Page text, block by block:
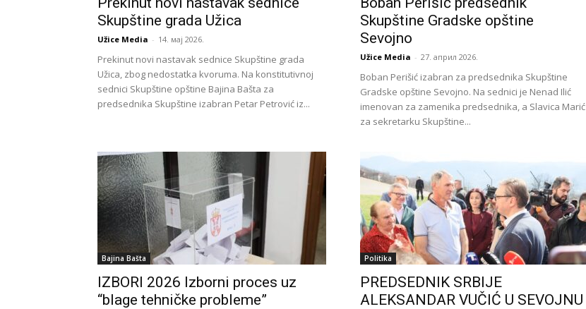
Skupštine grada Užica
Užice Media - 14. мај 2026.
Prekinut novi nastavak sednice Skupštine grada
Užica, zbog nedostatka kvoruma. Na konstitutivnoj
sednici Skupštine opštine Bajina Bašta za
predsednika Skupštine izabran Petar Petrović iz...
Skupštine Gradske opštine
Sevojno
Užice Media - 27. април 2026.
Boban Perišić izabran za predsednika Skupštine
Gradske opštine Sevojno. Na sednici je Nenad Ilić
imenovan za zamenika predsednika, a Slavica Marić
za sekretarku Skupštine...
Bajina Bašta
IZBORI 2026 Izborni proces uz
“blage tehničke probleme”
Politika
PREDSEDNIK SRBIJE
ALEKSANDAR VUČIĆ U SEVOJNU